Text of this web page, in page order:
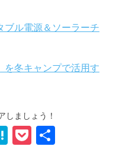
ブル電源＆ソーラーチ
を冬キャンプで活用す
しましょう！
H P